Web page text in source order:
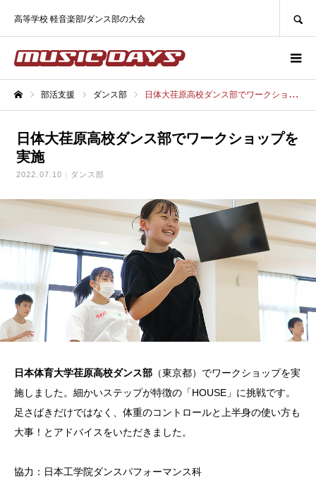
高等学校 軽音楽部/ダンス部の大会
部活支援 ダンス部 日体大荏原高校ダンス部でワークショップを実施
日体大荏原高校ダンス部でワークショップを
実施
2022.07.10 ダンス部
日本体育大学荏原高校ダンス部 （東京都）でワークショップを実
施しました。細かいステップが特徴の「HOUSE」に挑戦です。
足さばきだけではなく、体重のコントロールと上半身の使い方も
大事！とアドバイスをいただきました。
協力：日本工学院ダンスパフォーマンス科